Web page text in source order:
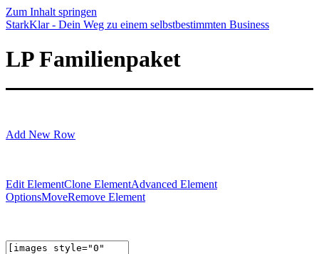
Zum Inhalt springen
StarkKlar - Dein Weg zu einem selbstbestimmten Business
LP Familienpaket
Add New Row
Edit ElementClone ElementAdvanced Element
OptionsMoveRemove Element